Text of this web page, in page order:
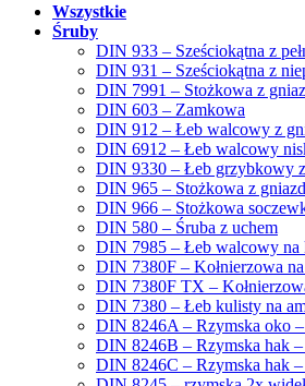
Wszystkie
Śruby
DIN 933 – Sześciokątna z
DIN 931 – Sześciokątna z
DIN 7991 – Stożkowa z
DIN 603 – Zamkowa
DIN 912 – Łeb walcowy z
DIN 6912 – Łeb walcowy
DIN 9330 – Łeb grzybkowy
DIN 965 – Stożkowa z
DIN 966 – Stożkowa
DIN 580 – Śruba z uchem
DIN 7985 – Łeb walcowy na
DIN 7380F – Kołnierzowa
DIN 7380F TX –
DIN 7380 – Łeb kulisty na
DIN 8246A – Rzymska oko
DIN 8246B – Rzymska hak
DIN 8246C – Rzymska hak